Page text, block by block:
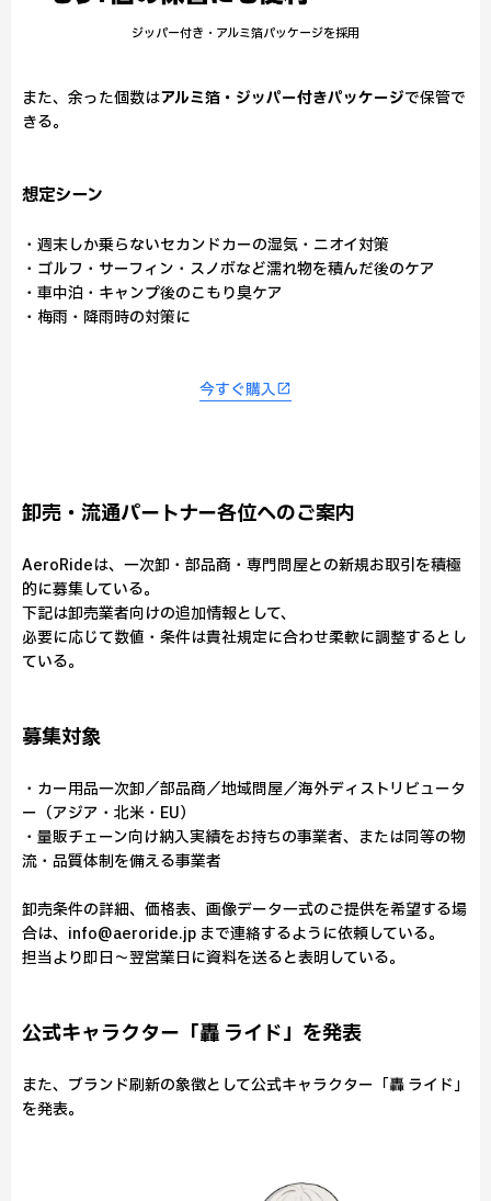
ジッパー付き・アルミ箔パッケージを採用
また、余った個数はアルミ箔・ジッパー付きパッケージで保管で
きる。
想定シーン
・週末しか乗らないセカンドカーの湿気・ニオイ対策
・ゴルフ・サーフィン・スノボなど濡れ物を積んだ後のケア
・車中泊・キャンプ後のこもり臭ケア
・梅雨・降雨時の対策に
今すぐ購入
卸売・流通パートナー各位へのご案内
AeroRideは、一次卸・部品商・専門問屋との新規お取引を積極
的に募集している。
下記は卸売業者向けの追加情報として、
必要に応じて数値・条件は貴社規定に合わせ柔軟に調整するとし
ている。
募集対象
・カー用品一次卸／部品商／地域問屋／海外ディストリビュータ
ー（アジア・北米・EU）
・量販チェーン向け納入実績をお持ちの事業者、または同等の物
流・品質体制を備える事業者
卸売条件の詳細、価格表、画像データ一式のご提供を希望する場
合は、info@aeroride.jp まで連絡するように依頼している。
担当より即日〜翌営業日に資料を送ると表明している。
公式キャラクター「轟 ライド」を発表
また、ブランド刷新の象徴として公式キャラクター「轟 ライド」
を発表。